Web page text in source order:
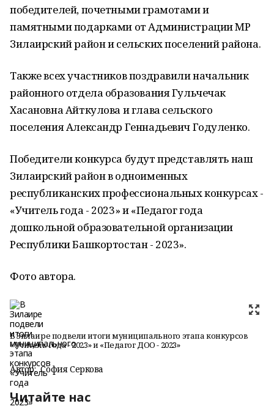
победителей, почетными грамотами и
памятными подарками от Администрации МР
Зилаирский район и сельских поселений района.
Также всех участников поздравили начальник
районного отдела образования Гульчечак
Хасановна Айткулова и глава сельского
поселения Александр Геннадьевич Годуленко.
Победители конкурса будут представлять наш
Зилаирский район в одноименных
республиканских профессиональных конкурсах -
«Учитель года - 2023» и «Педагог года
дошкольной образовательной организации
Республики Башкортостан - 2023».
Фото автора.
В Зилаире подвели итоги муниципального этапа конкурсов
«Учитель года - 2023» и «Педагог ДОО - 2023»
Автор: София Серкова
Читайте нас